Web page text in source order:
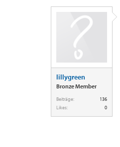
lillygreen
Bronze Member
Beiträge:
136
Likes:
0